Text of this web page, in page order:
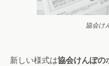
協会け
新しい様式は協会けんぽの